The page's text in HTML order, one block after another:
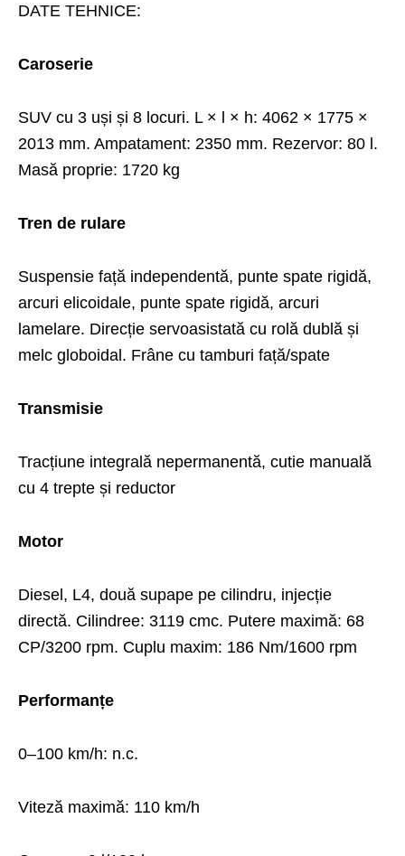
DATE TEHNICE:
Caroserie
SUV cu 3 uși și 8 locuri. L × l × h: 4062 × 1775 ×
2013 mm. Ampatament: 2350 mm. Rezervor: 80 l.
Masă proprie: 1720 kg
Tren de rulare
Suspensie față independentă, punte spate rigidă,
arcuri elicoidale, punte spate rigidă, arcuri
lamelare. Direcție servoasistată cu rolă dublă și
melc globoidal. Frâne cu tamburi față/spate
Transmisie
Tracțiune integrală nepermanentă, cutie manuală
cu 4 trepte și reductor
Motor
Diesel, L4, două supape pe cilindru, injecție
directă. Cilindree: 3119 cmc. Putere maximă: 68
CP/3200 rpm. Cuplu maxim: 186 Nm/1600 rpm
Performanțe
0–100 km/h: n.c.
Viteză maximă: 110 km/h